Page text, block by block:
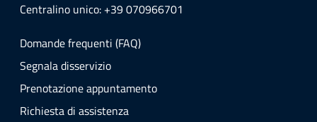
Centralino unico: +39 070966701
Domande frequenti (FAQ)
Segnala disservizio
Prenotazione appuntamento
Richiesta di assistenza